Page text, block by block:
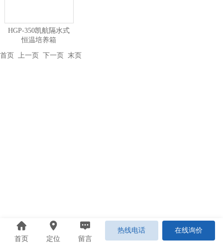
HGP-350凯航隔水式
恒温培养箱
首页 上一页 下一页 末页
首页 定位 留言
热线电话 在线询价